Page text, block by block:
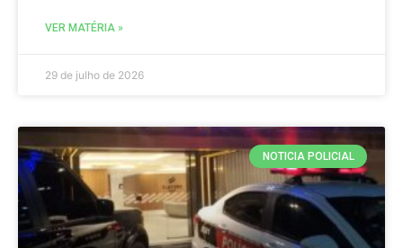
VER MATÉRIA »
29 de julho de 2026
NOTICIA POLICIAL